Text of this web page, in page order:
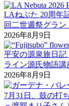
LAねぶた 20周年
回二世週祭グラ
2026年8月9日
平安の源泉旅日
ライン源氏物語
2026年8月9日